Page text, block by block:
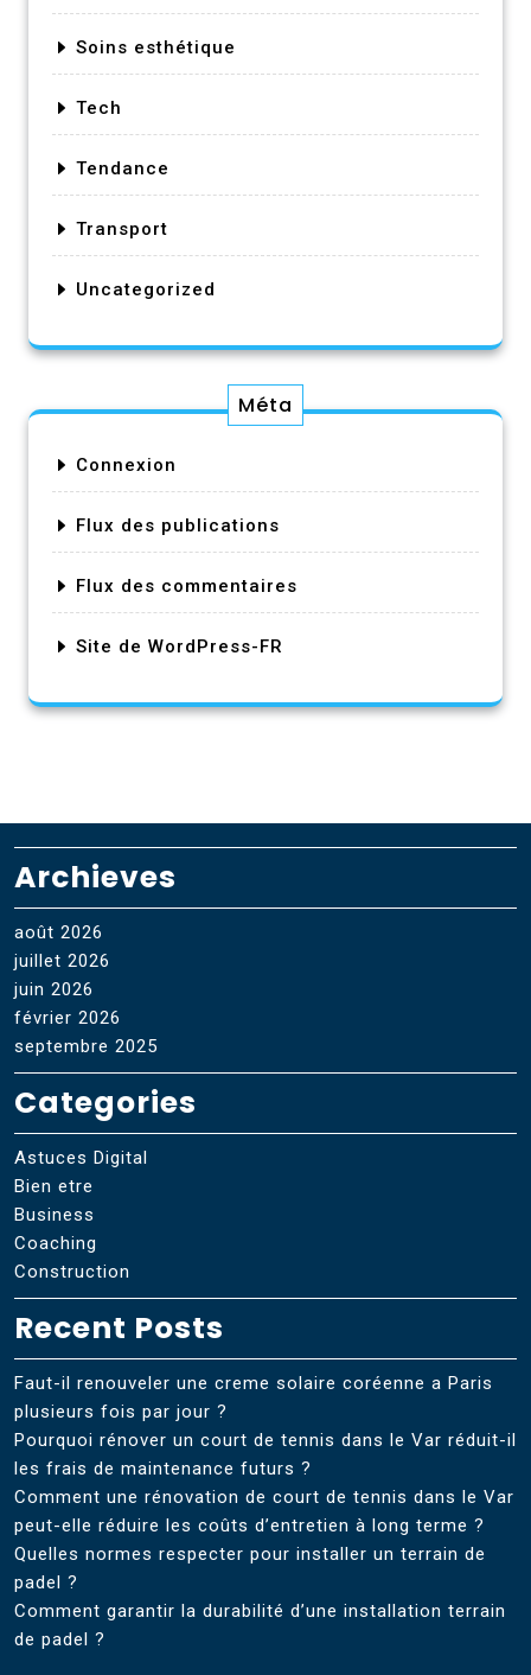
Soins esthétique
Tech
Tendance
Transport
Uncategorized
Méta
Connexion
Flux des publications
Flux des commentaires
Site de WordPress-FR
Archieves
août 2026
juillet 2026
juin 2026
février 2026
septembre 2025
Categories
Astuces Digital
Bien etre
Business
Coaching
Construction
Recent Posts
Faut-il renouveler une creme solaire coréenne a Paris
plusieurs fois par jour ?
Pourquoi rénover un court de tennis dans le Var réduit-il
les frais de maintenance futurs ?
Comment une rénovation de court de tennis dans le Var
peut-elle réduire les coûts d’entretien à long terme ?
Quelles normes respecter pour installer un terrain de
padel ?
Comment garantir la durabilité d’une installation terrain
de padel ?